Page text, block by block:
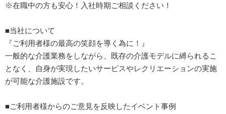
※在職中の方も安心！入社時期ご相談ください！
■当社について
『ご利用者様の最高の笑顔を導く為に！』
一般的な介護業務をしながら、既存の介護モデルに縛られるこ
となく、自身が実現したいサービスやレクリエーションの実施
が可能な介護施設です。
■ご利用者様からのご意見を反映したイベント事例